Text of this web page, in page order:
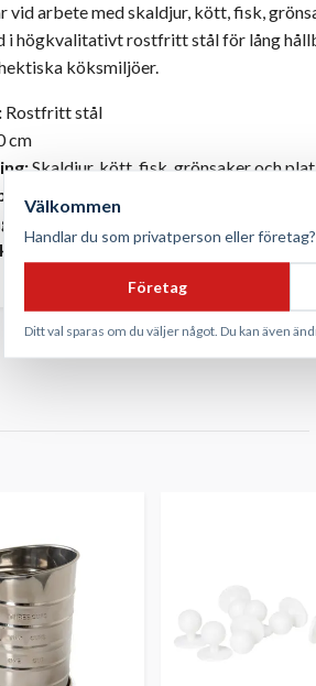
vid arbete med skaldjur, kött, fisk,
i högkvalitativt rostfritt stål för lång
köksmiljöer.
Rostfritt stål
cm
Skaldjur, kött, fisk, grönsaker och
Välkommen
Handlar du som privatperson eller företag?
Företag
Ditt val sparas om du väljer något. Du kan även